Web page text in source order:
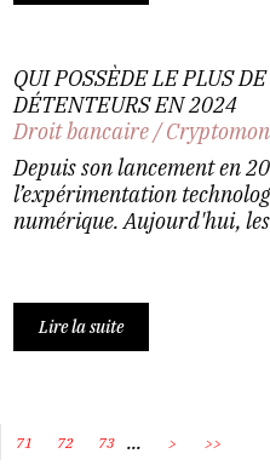
QUI POSSÈDE LE PLUS
DÉTENTEURS EN 2024
Droit bancaire/
Depuis son lancement en
l’expérimentation
numérique. Aujourd'hui,
Lire la suite
71 72 73 ... > >>